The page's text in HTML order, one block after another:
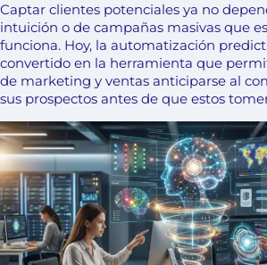
Captar clientes potenciales ya no
intuición o de campañas masivas que
funciona. Hoy, la automatización
convertido en la herramienta que
de marketing y ventas anticiparse al
sus prospectos antes de que estos